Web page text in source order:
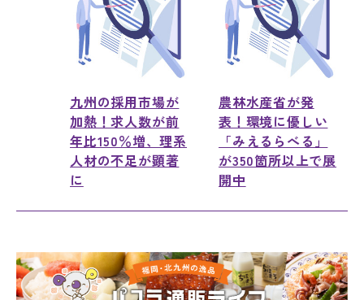
九州の採用市場が
加熱！求人数が前
年比150％増、理系
人材の不足が顕著
に
農林水産省が発
表！環境に優しい
「みえるらべる」
が350箇所以上で展
開中